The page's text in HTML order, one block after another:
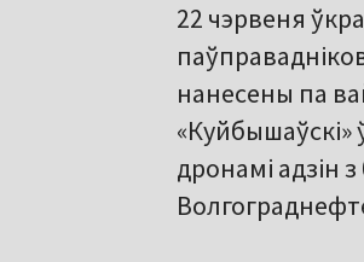
22 чэрвеня
нанесены па
«Куйбышаўскі»
дронамі адзін